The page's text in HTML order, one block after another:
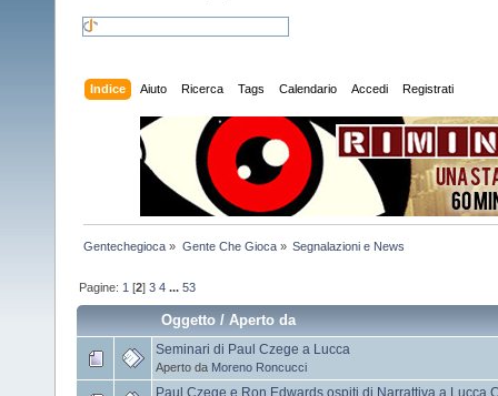
Indice Aiuto Ricerca Tags Calendario Accedi Registrati
Gentechegioca » Gente Che Gioca» Segnalazioni e News
Pagine: 1 [2]3 4 ...53
Oggetto /Aperto da
Seminari di Paul Czege a Lucca
Aperto da Moreno Roncucci
Paul Czege e Ron Edwards ospiti di Narrattiva a Lucca